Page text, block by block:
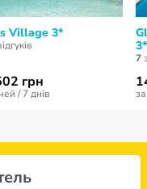
Village 3*
грн
/ 7 днів
3*
7